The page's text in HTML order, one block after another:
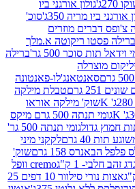
אורגני ביו
350ג'
סוכ'
מוזרים
א.מלך
500 גר'
ברילה
פאנטונה
טבלת מילקה
מילקה אוראו
גומי תנתה 500 גרם מיקס
גומי תנתה 500 גר'
לקקני מיני
גרם
שוק'
cremo וופל
אצות נורי סילוור 10 דפים 25